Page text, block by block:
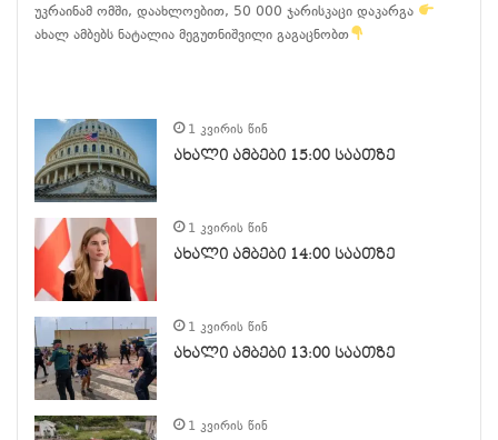
უკრაინამ ომში, დაახლოებით, 50 000 ჯარისკაცი დაკარგა
ახალ ამბებს ნატალია მეგუთნიშვილი გაგაცნობთ
1 კვირის წინ
ახალი ამბები 15:00 საათზე
1 კვირის წინ
ახალი ამბები 14:00 საათზე
1 კვირის წინ
ახალი ამბები 13:00 საათზე
1 კვირის წინ